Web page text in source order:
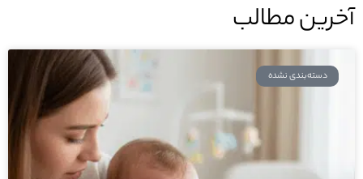
آخرین مطالب
دسته‌بندی نشده